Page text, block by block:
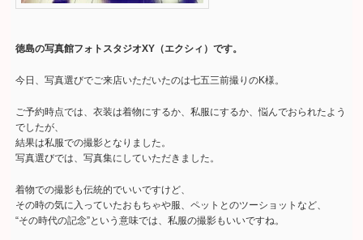
徳島の写真館フォトスタジオXY（エクシィ）です。
今日、写真選びでご来店いただいたのは七五三前撮りのK様。
ご予約時点では、衣装は着物にするか、私服にするか、悩んでおられたよう
でしたが、
結果は私服での撮影となりました。
写真選びでは、写真集にしていただきました。
着物での撮影も伝統的でいいですけど、
その時の気に入っていたおもちゃや服、ペットとのツーショットなど、
“その時代の記念”という意味では、私服の撮影もいいですね。